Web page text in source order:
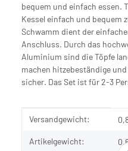
bequem und einfach essen.
Kessel einfach und bequem
Schwamm dient der
Anschluss. Durch das
Aluminium sind die Töpfe
machen hitzebeständige
sicher. Das Set ist für 2-3
Produkteigenschaft
Wert
Versandgewicht:
Artikelgewicht: